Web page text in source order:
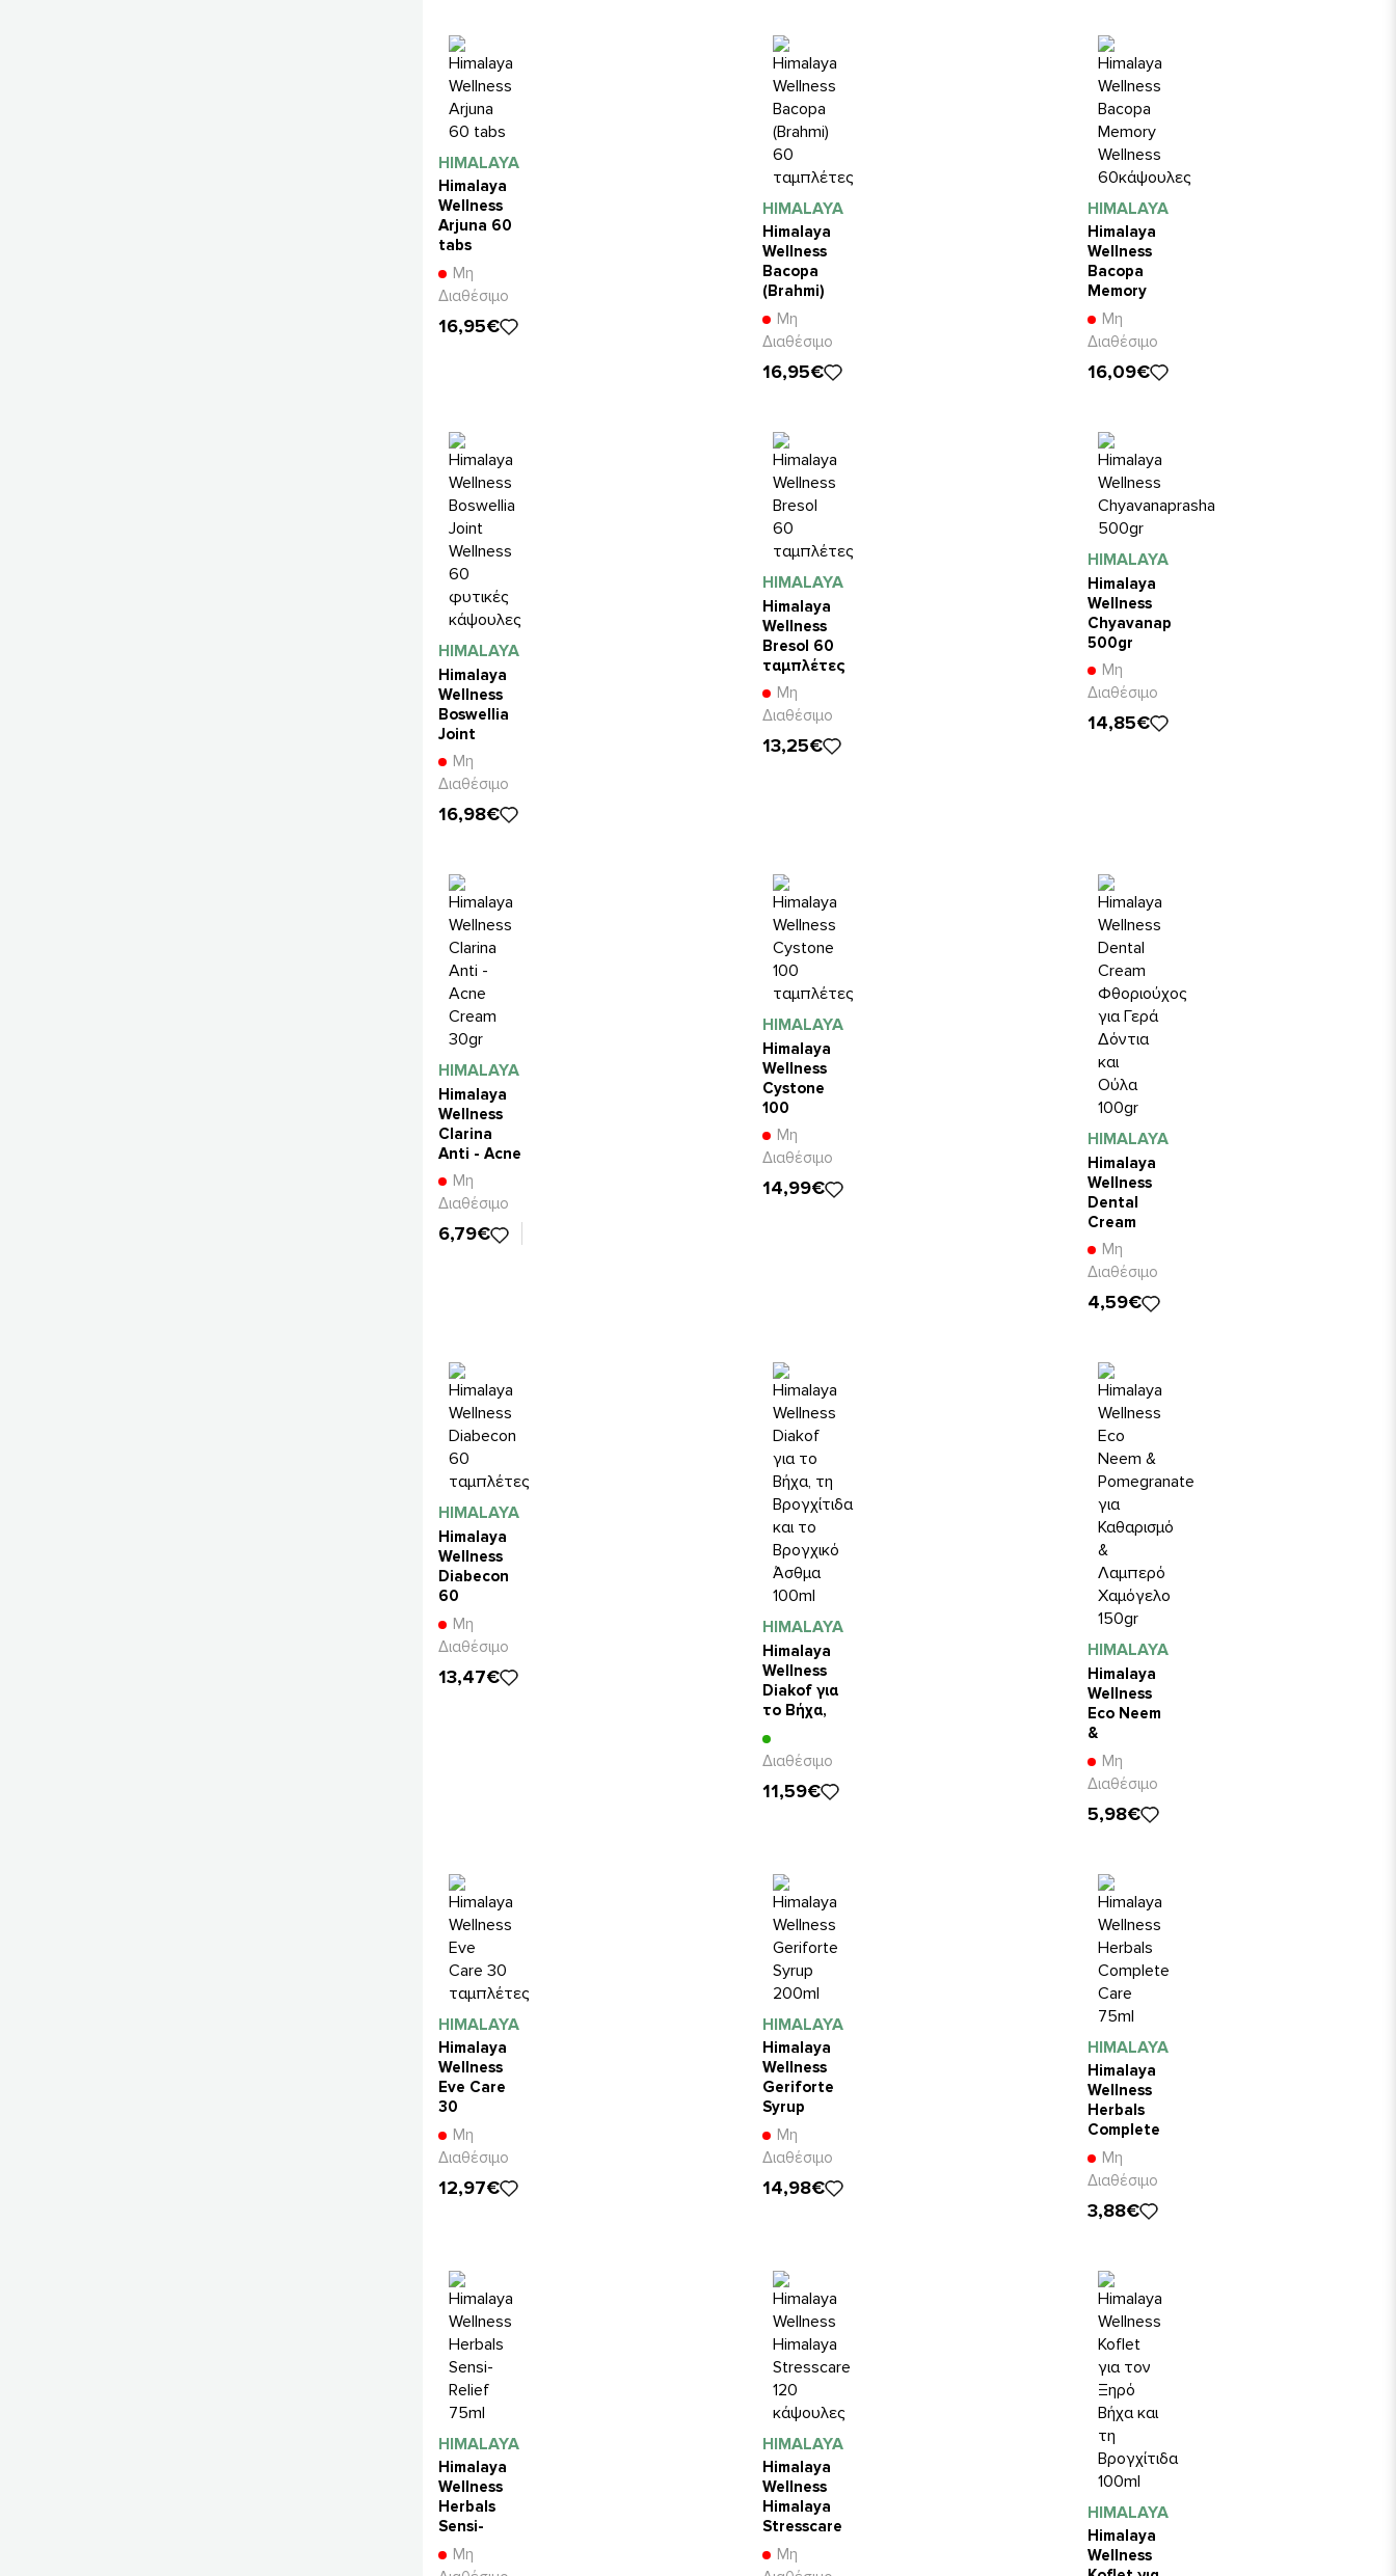
HIMALAYA
Himalaya
Wellness
Arjuna 60
tabs
Μη
Διαθέσιμο
16,95€
HIMALAYA
Himalaya
Wellness
Bacopa
(Brahmi)
60
ταμπλέτες
Μη
Διαθέσιμο
16,95€
HIMALAYA
Himalaya
Wellness
Bacopa
Memory
Wellness
60κάψουλες
Μη
Διαθέσιμο
16,09€
HIMALAYA
Himalaya
Wellness
Boswellia
Joint
Wellness
φυτικές
κάψουλες
Μη
Διαθέσιμο
16,98€
HIMALAYA
Himalaya
Wellness
Bresol 60
ταμπλέτες
Μη
Διαθέσιμο
13,25€
HIMALAYA
Himalaya
Wellness
Chyavanaprasha
500gr
Μη
Διαθέσιμο
14,85€
HIMALAYA
Himalaya
Wellness
Clarina
Anti - Acne
Cream
30gr
Μη
Διαθέσιμο
6,79€
HIMALAYA
Himalaya
Wellness
Cystone
100
ταμπλέτες
Μη
Διαθέσιμο
14,99€
HIMALAYA
Himalaya
Wellness
Dental
Cream
Φθοριούχος
για Γερά
Δόντια και
Ούλα
Μη
Διαθέσιμο
4,59€
HIMALAYA
Himalaya
Wellness
Diabecon
60
ταμπλέτες
Μη
Διαθέσιμο
13,47€
HIMALAYA
Himalaya
Wellness
Diakof για
το Βήχα,
Βρογχίτιδα
και το
Βρογχικό
Διαθέσιμο
11,59€
HIMALAYA
Himalaya
Wellness
Eco Neem
&
Pomegranate
για
Καθαρισμό
& Λαμπερό
Μη
Διαθέσιμο
5,98€
HIMALAYA
Himalaya
Wellness
Eve Care
30
ταμπλέτες
Μη
Διαθέσιμο
12,97€
HIMALAYA
Himalaya
Wellness
Geriforte
Syrup
200ml
Μη
Διαθέσιμο
14,98€
HIMALAYA
Himalaya
Wellness
Herbals
Complete
Care 75ml
Μη
Διαθέσιμο
3,88€
HIMALAYA
Himalaya
Wellness
Herbals
Sensi-
Relief
75ml
Μη
HIMALAYA
Himalaya
Wellness
Himalaya
Stresscare
120
κάψουλες
Μη
HIMALAYA
Himalaya
Wellness